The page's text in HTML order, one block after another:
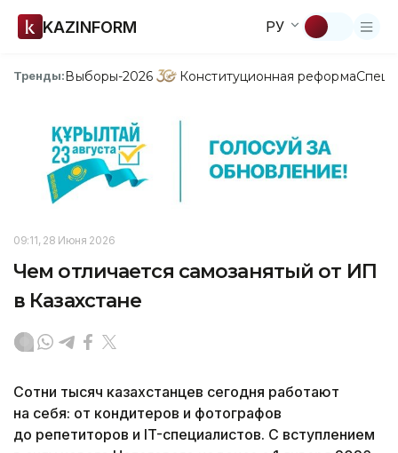
KAZINFORM РУ
Тренды:Выборы-2026 Конституционная реформа
09:11, 28 Июня 2026
Чем отличается самозанятый от ИП
в Казахстане
Сотни тысяч казахстанцев сегодня работают
на себя: от кондитеров и фотографов
до репетиторов и IT-специалистов. С вступлением